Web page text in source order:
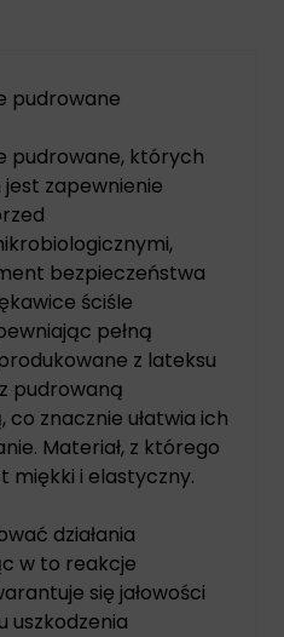
pudrowane
pudrowane, których
zapewnienie
bezpieczeństwa
ściśle
pełną
z lateksu
pudrowaną
znacznie ułatwia ich
Materiał, z którego
miękki i elastyczny.
działania
w to reakcje
się jałowości
uszkodzenia